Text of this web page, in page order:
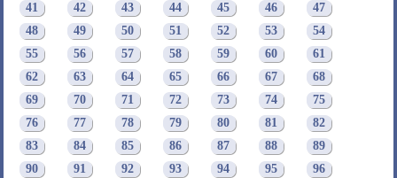
41
42 43 44 45 46
47
48
49 50 51 52 53
54
55
56 57 58 59 60
61
62
63 64 65 66 67
68
69
70 71 72 73 74
75
76
77 78 79 80 81
82
83
84 85 86 87 88
89
90
91 92 93 94 95
96